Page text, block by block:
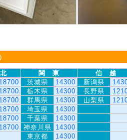
関 東 信 越
18700 茨城県 14300 新潟県
18700 栃木県 14300 長野県
18700 群馬県 14300 山梨県
18700 埼玉県 14300
18700 千葉県
14300
18700 神奈川県
14300
東京都
14300